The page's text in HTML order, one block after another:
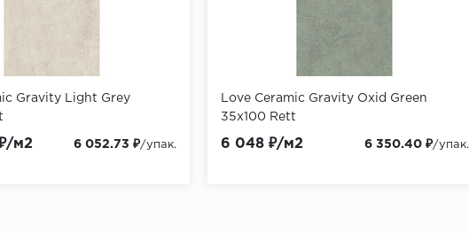
Gravity Light Grey
м2 6 052.73 ₽/упак.
Love Ceramic Gravity Oxid Green
35x100 Rett
6 048 ₽/м2 6 350.40 ₽/упак.